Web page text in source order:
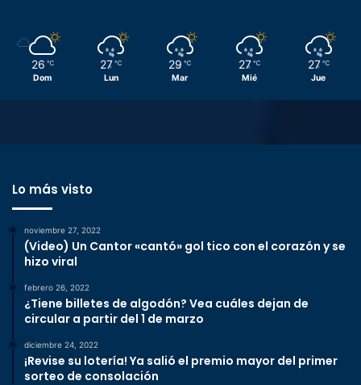
26 ℃
Dom
27 ℃
Lun
29 ℃
Mar
27 ℃
Mié
27 ℃
Jue
Lo más visto
noviembre 27, 2022
(Video) Un Cantor «cantó» gol tico con el corazón y se
hizo viral
febrero 26, 2022
¿Tiene billetes de algodón? Vea cuáles dejan de
circular a partir del 1 de marzo
diciembre 24, 2022
¡Revise su lotería! Ya salió el premio mayor del primer
sorteo de consolación